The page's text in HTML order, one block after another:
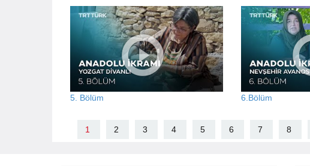
5. Bölüm 6.Bölüm
1 2 3 4 5 6 7 8